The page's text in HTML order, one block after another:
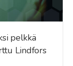
pelkkä
Lindfors